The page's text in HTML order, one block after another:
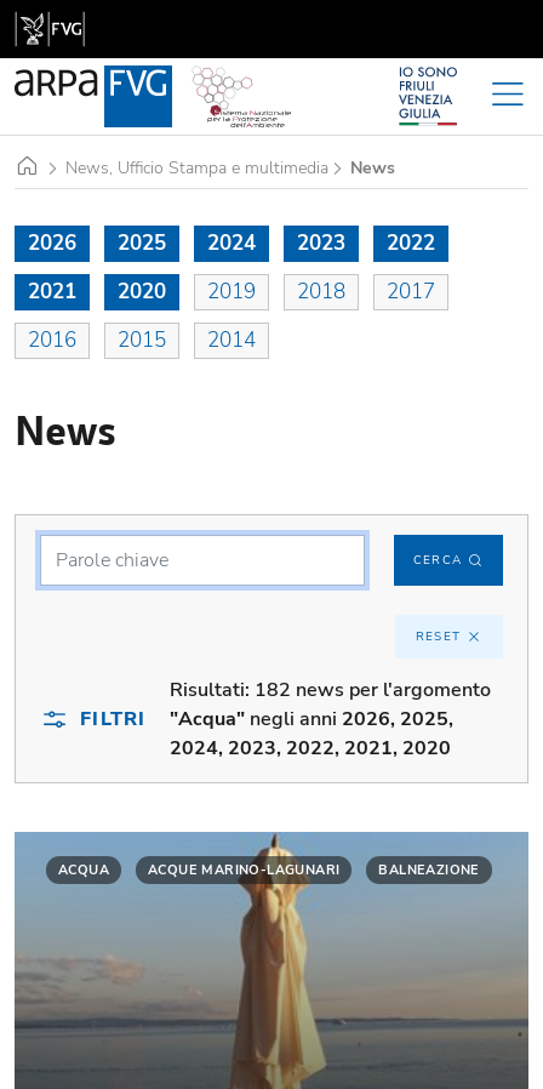
HomeNews, Ufficio Stampa e multimedia News
2026 2025 2024 2023
2022
2021
2020 2019 2018
2017
2016
2015 2014
News
CERCA
RESET
FILTRI
Risultati: 182 news per l'argomento
"Acqua" negli anni 2026, 2025,
2024, 2023, 2022, 2021, 2020
ACQUA ACQUE MARINO-LAGUNARI BALNEAZIONE